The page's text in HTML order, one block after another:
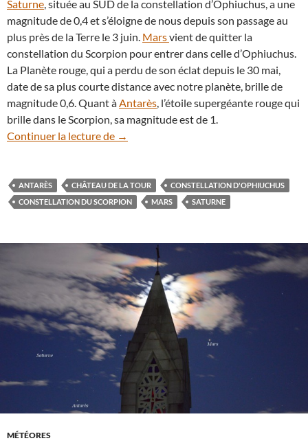
Saturne , située au SUD de la constellation d’Ophiuchus, a une
magnitude de 0,4 et s’éloigne de nous depuis son passage au
plus près de la Terre le 3 juin. Marsvient de quitter la
constellation du Scorpion pour entrer dans celle d’Ophiuchus.
La Planète rouge, qui a perdu de son éclat depuis le 30 mai,
date de sa plus courte distance avec notre planète, brille de
magnitude 0,6. Quant à Antarès , l’étoile supergéante rouge qui
brille dans le Scorpion, sa magnitude est de 1.
Continuer la lecture de
Saturne, Mars et Antarès s’alignent au
→
ANTARÈS CHÂTEAU DE LA TOUR
CONSTELLATION D'OPHIUCHUS
CONSTELLATION DU SCORPION
MARS SATURNE
MÉTÉORES